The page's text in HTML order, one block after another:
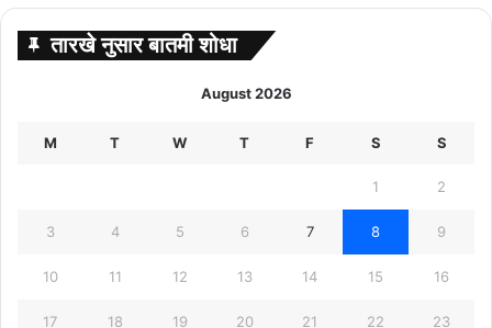
तारखे नुसार बातमी शोधा
August 2026
M T W T F S S
1 2
3 4 5 6 7 8 9
10 11 12 13 14 15 16
17 18 19 20 21 22 23